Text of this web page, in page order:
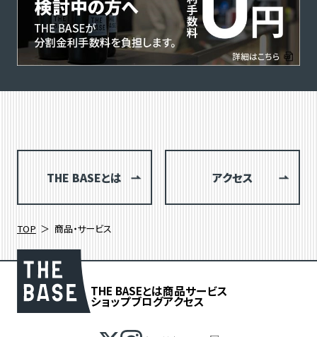
THE BASEとは アクセス
TOP 商品・サービス
THE BASEとは商品サービス
ショップブログアクセス